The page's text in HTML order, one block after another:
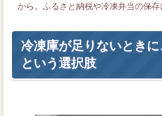
から。ふるさと納税や冷凍弁当の保存
冷凍庫が足りないとき
という選択肢